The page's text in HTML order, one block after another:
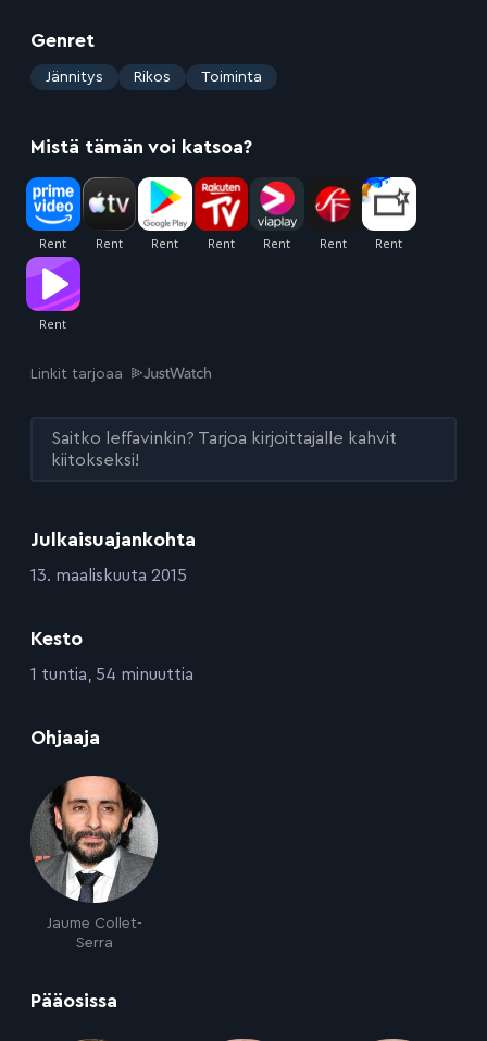
Julkaisuajankohta
:13. maaliskuuta 2015
Kesto
:1 tuntia, 54 minuuttia
Ohjaaja
Jaume Collet-
Serra
Pääosissa
Genret
: Jännitys Rikos Toiminta
Mistä tämän voi katsoa?
Linkit tarjoaa
Saitko leffavinkin? Tarjoa kirjoittajalle kahvit
kiitokseksi!